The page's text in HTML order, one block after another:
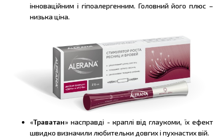
інноваційним і гіпоалергенним. Головний його плюс –
низька ціна.
«Траватан» насправді - краплі від глаукоми, їх ефект
швидко визначили любительки довгих і пухнастих вій.